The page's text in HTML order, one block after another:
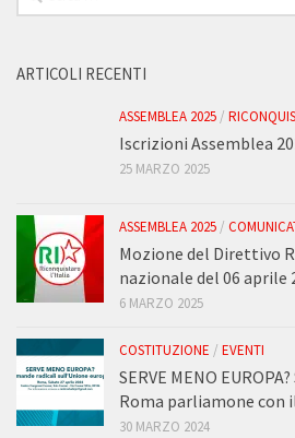
per:
ARTICOLI RECENTI
ASSEMBLEA 2025/
Iscrizioni Assemblea
25 MARZO 2025
ASSEMBLEA 2025/
Mozione del Direttivo
nazionale del 06 aprile
6 MARZO 2025
COSTITUZIONE / EVENTI
SERVE MENO
Roma parliamone con
30 MARZO 2024